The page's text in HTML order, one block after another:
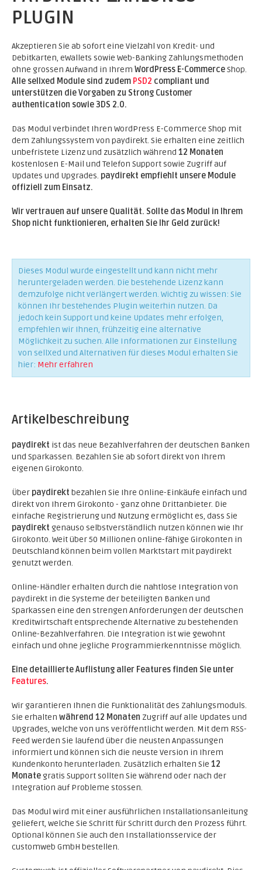
PLUGIN
Akzeptieren Sie ab sofort eine Vielzahl von Kredit- und
Debitkarten, eWallets sowie Web-Banking Zahlungsmethoden
ohne grossen Aufwand in Ihrem WordPress E-CommerceShop.
Alle sellxed Module sind zudem PSD2 compliant und
unterstützen die Vorgaben zu Strong Customer
authentication sowie 3DS 2.0.
Das Modul verbindet Ihren WordPress E-Commerce Shop mit
dem Zahlungssystem von paydirekt. Sie erhalten eine zeitlich
unbefristete Lizenz und zusätzlich während 12 Monaten
kostenlosen E-Mail und Telefon Support sowie Zugriff auf
Updates und Upgrades. paydirekt empfiehlt unsere Module
offiziell zum Einsatz.
Wir vertrauen auf unsere Qualität. Sollte das Modul in Ihrem
Shop nicht funktionieren, erhalten Sie Ihr Geld zurück!
Dieses Modul wurde eingestellt und kann nicht mehr
heruntergeladen werden. Die bestehende Lizenz kann
demzufolge nicht verlängert werden. Wichtig zu wissen: Sie
können Ihr bestehendes Plugin weiterhin nutzen. Da
jedoch kein Support und keine Updates mehr erfolgen,
empfehlen wir Ihnen, frühzeitig eine alternative
Möglichkeit zu suchen. Alle Informationen zur Einstellung
von sellXed und Alternativen für dieses Modul erhalten Sie
hier: Mehr erfahren
Artikelbeschreibung
paydirekt ist das neue Bezahlverfahren der deutschen Banken
und Sparkassen. Bezahlen Sie ab sofort direkt von Ihrem
eigenen Girokonto.
Über paydirekt bezahlen Sie Ihre Online-Einkäufe einfach und
direkt von Ihrem Girokonto - ganz ohne Drittanbieter. Die
einfache Registrierung und Nutzung ermöglicht es, dass Sie
paydirekt genauso selbstverständlich nutzen können wie Ihr
Girokonto. Weit über 50 Millionen online-fähige Girokonten in
Deutschland können beim vollen Marktstart mit paydirekt
genutzt werden.
Online-Händler erhalten durch die nahtlose Integration von
paydirekt in die Systeme der beteiligten Banken und
Sparkassen eine den strengen Anforderungen der deutschen
Kreditwirtschaft entsprechende Alternative zu bestehenden
Online-Bezahlverfahren. Die Integration ist wie gewohnt
einfach und ohne jegliche Programmierkenntnisse möglich.
Eine detaillierte Auflistung aller Features finden Sie unter
Features.
Wir garantieren Ihnen die Funktionalität des Zahlungsmoduls.
Sie erhalten während 12 Monaten Zugriff auf alle Updates und
Upgrades, welche von uns veröffentlicht werden. Mit dem RSS-
Feed werden Sie laufend über die neusten Anpassungen
informiert und können sich die neuste Version in Ihrem
Kundenkonto herunterladen. Zusätzlich erhalten Sie 12
Monategratis Support sollten Sie während oder nach der
Integration auf Probleme stossen.
Das Modul wird mit einer ausführlichen Installationsanleitung
geliefert, welche Sie Schritt für Schritt durch den Prozess führt.
Optional können Sie auch den Installationsservice der
customweb GmbH bestellen.